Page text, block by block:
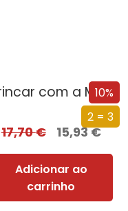
10%
2 = 3
Brincar com a Morte
17,70€ 15,93€
Adicionar ao
carrinho